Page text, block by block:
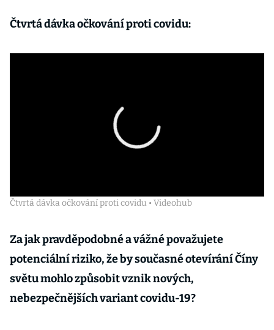
Čtvrtá dávka očkování proti covidu:
Čtvrtá dávka očkování proti covidu • Videohub
Za jak pravděpodobné a vážné považujete
potenciální riziko, že by současné otevírání Číny
světu mohlo způsobit vznik nových,
nebezpečnějších variant covidu-19?